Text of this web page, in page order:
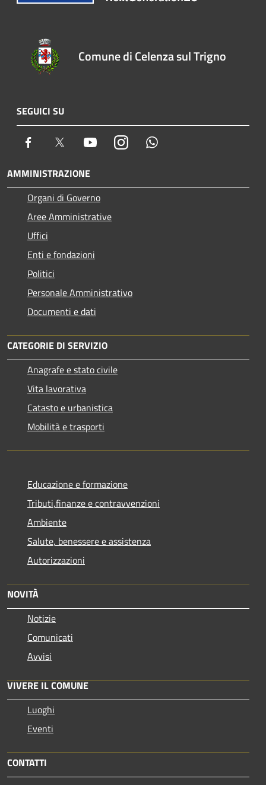
Comune di Celenza sul Trigno
SEGUICI SU
Facebook Twitter YoutubeInstagram
AMMINISTRAZIONE
Organi di Governo
Aree Amministrative
Uffici
Enti e fondazioni
Politici
Personale Amministrativo
Documenti e dati
CATEGORIE DI SERVIZIO
Anagrafe e stato civile
Vita lavorativa
Catasto e urbanistica
Mobilità e trasporti
Educazione e formazione
Tributi,finanze e contravvenzioni
Ambiente
Salute, benessere e assistenza
Autorizzazioni
NOVITÀ
Notizie
Comunicati
Avvisi
VIVERE IL COMUNE
Luoghi
Eventi
CONTATTI